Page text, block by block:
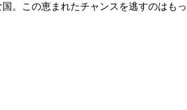
。この恵まれたチャンスを逃すのはもっ